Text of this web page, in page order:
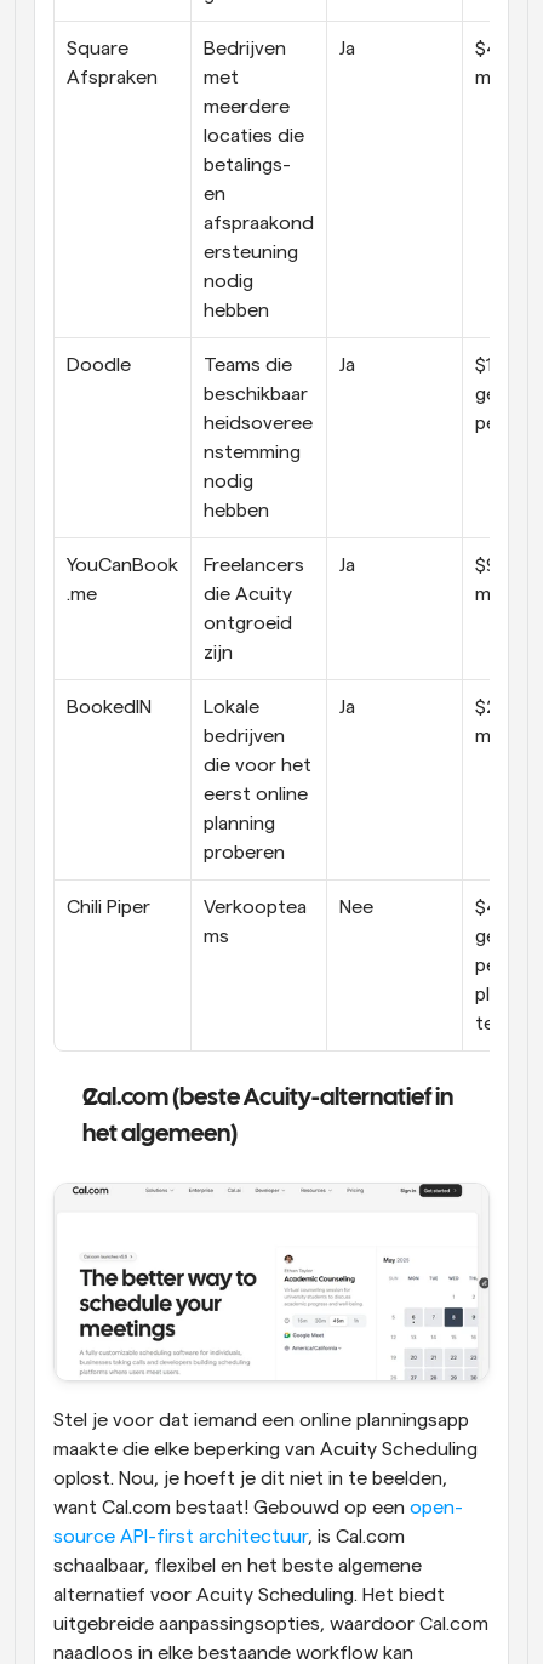
Square
Afspraken
Bedrijven
met
meerdere
locaties die
betalings-
en
afspraakond
ersteuning
nodig
hebben
Ja
$49
maand
Doodle
Teams die
beschikbaar
heidsoveree
nstemming
nodig
hebben
Ja
$14.95
per
YouCanBook
.me
Freelancers
die Acuity
ontgroeid
zijn
Ja
$9 per
maand
BookedIN
Lokale
bedrijven
die voor het
eerst online
planning
proberen
Ja
$24 per
maand
Chili Piper
Verkooptea
ms
Nee
$45 per
per
ten
Cal.com (beste Acuity-alternatief in
het algemeen)
Stel je voor dat iemand een online planningsapp
maakte die elke beperking van Acuity Scheduling
oplost. Nou, je hoeft je dit niet in te beelden,
want Cal.com bestaat! Gebouwd op een open-
source API-first architectuur, is Cal.com
schaalbaar, flexibel en het beste algemene
alternatief voor Acuity Scheduling. Het biedt
uitgebreide aanpassingsopties, waardoor Cal.com
naadloos in elke bestaande workflow kan